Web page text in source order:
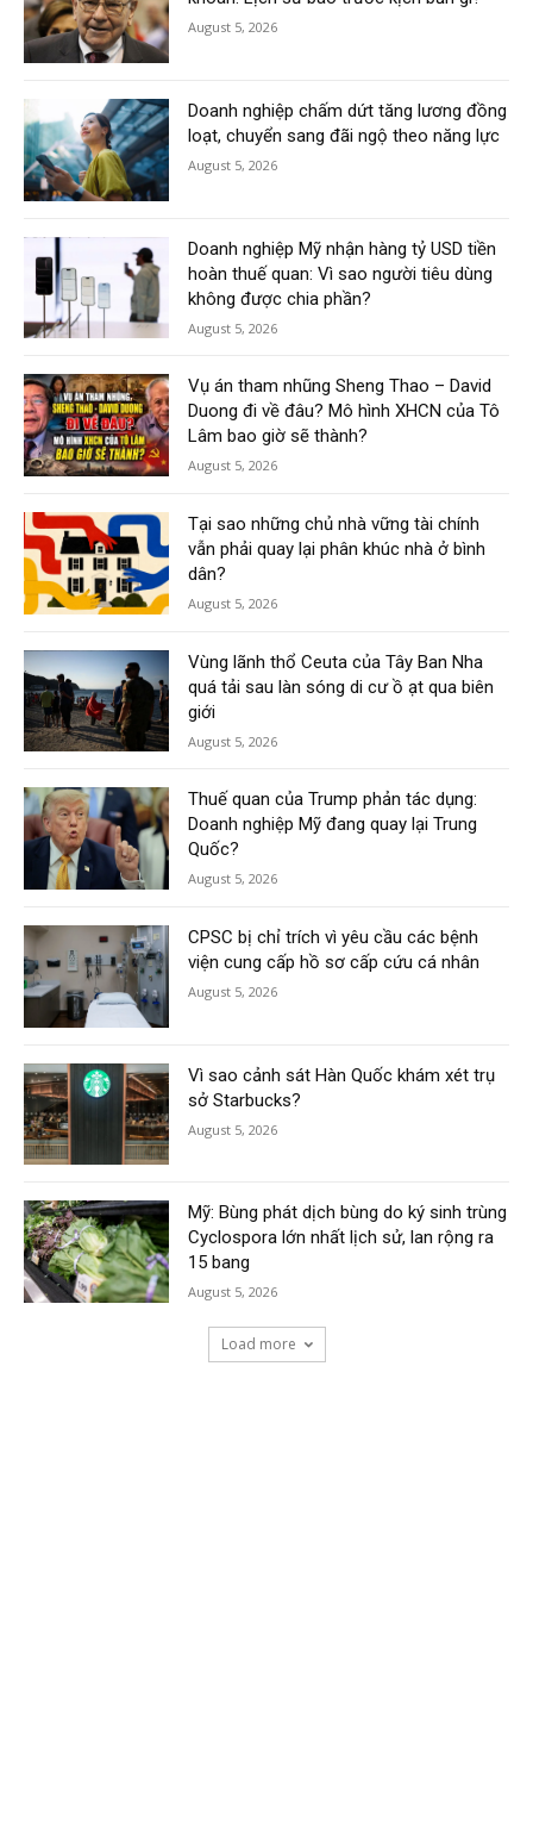
August 5, 2026
Doanh nghiệp chấm dứt tăng lương đồng
loạt, chuyển sang đãi ngộ theo năng lực
August 5, 2026
Doanh nghiệp Mỹ nhận hàng tỷ USD tiền
hoàn thuế quan: Vì sao người tiêu dùng
không được chia phần?
August 5, 2026
Vụ án tham nhũng Sheng Thao – David
Duong đi về đâu? Mô hình XHCN của Tô
Lâm bao giờ sẽ thành?
August 5, 2026
Tại sao những chủ nhà vững tài chính
vẫn phải quay lại phân khúc nhà ở bình
dân?
August 5, 2026
Vùng lãnh thổ Ceuta của Tây Ban Nha
quá tải sau làn sóng di cư ồ ạt qua biên
giới
August 5, 2026
Thuế quan của Trump phản tác dụng:
Doanh nghiệp Mỹ đang quay lại Trung
Quốc?
August 5, 2026
CPSC bị chỉ trích vì yêu cầu các bệnh
viện cung cấp hồ sơ cấp cứu cá nhân
August 5, 2026
Vì sao cảnh sát Hàn Quốc khám xét trụ
sở Starbucks?
August 5, 2026
Mỹ: Bùng phát dịch bùng do ký sinh trùng
Cyclospora lớn nhất lịch sử, lan rộng ra
15 bang
August 5, 2026
Load more